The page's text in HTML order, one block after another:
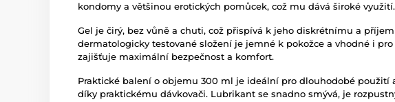
kondomy a většinou erotických pomůcek, což mu dává široké využití.
Gel je čirý, bez vůně a chuti, což přispívá k jeho diskrétnímu a
dermatologicky testované složení je jemné k pokožce a vhodné i
zajišťuje maximální bezpečnost a komfort.
Praktické balení o objemu 300 ml je ideální pro dlouhodobé použití
díky praktickému dávkovači. Lubrikant se snadno smývá, je